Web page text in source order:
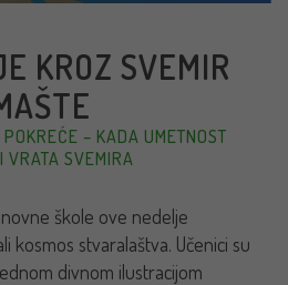
KROZ SVEMIR
– KADA UMETNOST
VRATA SVEMIRA
škole ove nedelje
kosmos stvaralaštva. Učenici su
divnom ilustracijom